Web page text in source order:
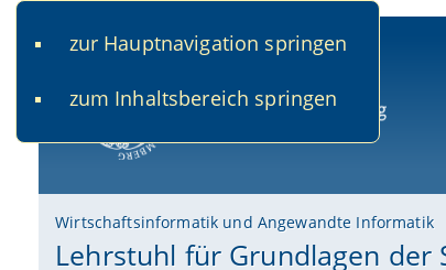
zur Hauptnavigation springen
zum Inhaltsbereich springen
Wirtschaftsinformatik und Angewandte Informatik
Lehrstuhl für Grundlagen der